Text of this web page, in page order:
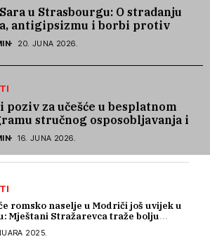
u Strasbourgu: O stradanju
antigipsizmu i borbi protiv
mržnje
20. JUNA 2026.
poziv za učešće u besplatnom
stručnog osposobljavanja i
pri zapošljavanju
16. JUNA 2026.
romsko naselje u Modriči još uvijek u
Mještani Stražarevca traže bolju
2025.